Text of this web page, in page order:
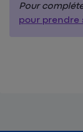
Pour
pour prendre